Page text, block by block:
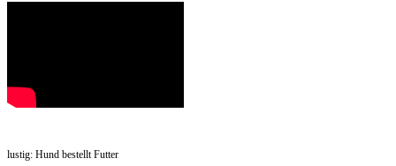
lustig: Hund bestellt Futter